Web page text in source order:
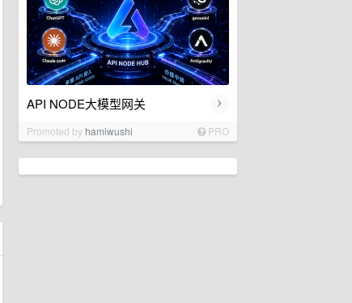
API NODE大模型网关 ›
Promoted by hamiwushi PRO